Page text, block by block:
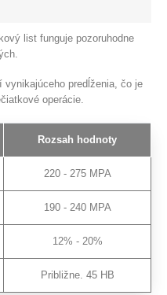
list funguje pozoruhodne
vynikajúceho predĺženia, čo je
operácie.
Rozsah hodnoty
220 - 275 MPA
190 - 240 MPA
12% - 20%
Približne. 45 HB